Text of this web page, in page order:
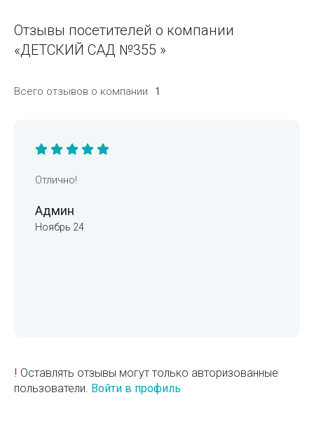
Отзывы посетителей о компании
«ДЕТСКИЙ САД №355 »
Всего отзывов о компании 1
Отлично!
Админ
Ноябрь 24
! Оставлять отзывы могут только авторизованные
пользователи. Войти в профиль